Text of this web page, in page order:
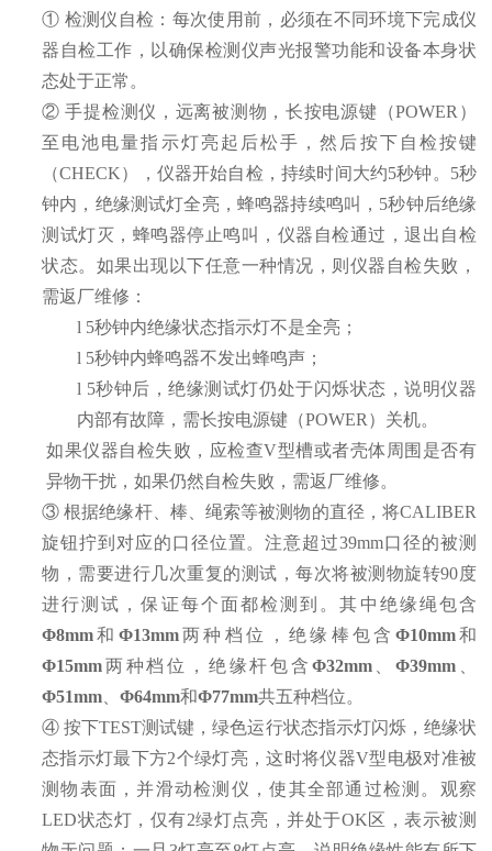
① 检测仪自检：每次使用前，必须在不同环境下完成仪
器自检工作，以确保检测仪声光报警功能和设备本身状
态处于正常。
②手提检测仪，远离被测物，长按电源键（POWER ）
至电池电量指示灯亮起后松手，然后按下自检按键
（CHECK），仪器开始自检，持续时间大约5秒钟。5秒
钟内，绝缘测试灯全亮，蜂鸣器持续鸣叫，5秒钟后绝缘
测试灯灭，蜂鸣器停止鸣叫，仪器 自检通过，退出自检
状态。如果出现以下任意一种情况，则仪器自检失败，
需返厂维修：
l 5秒钟内绝缘状态指示灯不是全亮 ；
l 5秒钟内蜂鸣器不发出蜂鸣声 ；
l 5秒钟后，绝缘测试灯仍处于闪烁状态，说明仪器
内部有故障，需长按电源键（POWER ）关机。
如果仪器自检失败，应检查V型槽或者壳体周围是否有
异物干扰，如果仍然自检失败，需返厂维修。
③根据绝缘杆、棒、绳索等被测物的直径，将CALIBER
旋钮拧到对应的口径位置。注意超过39mm口径的被测
物，需要进行几次重复的测试，每次将被测物旋转90度
进行测试，保证每个面都检测到。其中绝缘绳包含
Φ8mm和 Φ13mm两种档位，绝缘棒包含 Φ10mm和
Φ15mm两种档位，绝缘杆包含 Φ32mm、Φ39mm
Φ51mm Φ64mm和Φ77mm共五种档位。
④按下TEST测试键，绿色运行状态指示灯闪烁， 绝缘状
态指示灯最下方2个绿灯亮，这时将仪器V型电极对准被
测物表面，并滑动检测仪，使其全部通过检测。观察
LED状态灯，仅有2绿灯点亮，并处于OK区，表示被测